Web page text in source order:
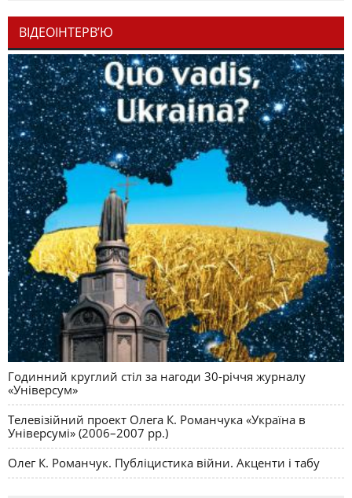
ВІДЕОІНТЕРВ’Ю
Годинний круглий стіл за нагоди 30-річчя журналу
«Універсум»
Телевізійний проект Олега К. Романчука «Україна в
Універсумі» (2006–2007 рр.)
Олег К. Романчук. Публіцистика війни. Акценти і табу